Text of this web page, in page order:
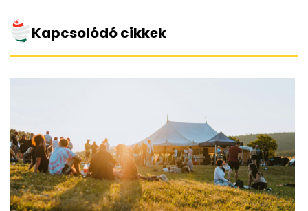
Kapcsolódó cikkek